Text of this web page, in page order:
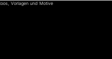
Vorlagen und Motive